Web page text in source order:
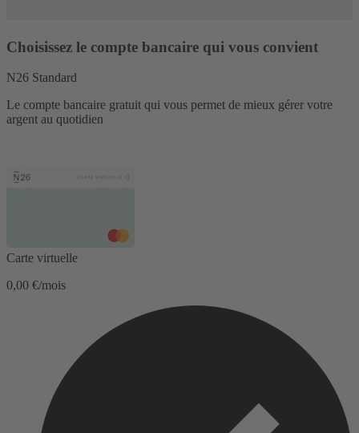
Choisissez le compte bancaire qui vous convient
N26 Standard
Le compte bancaire gratuit qui vous permet de mieux gérer votre
argent au quotidien
Carte virtuelle
0,00 €/mois